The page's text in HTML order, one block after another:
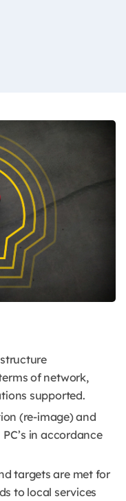
of network,
supported.
(re-image) and
in accordance
targets are met for
to local services